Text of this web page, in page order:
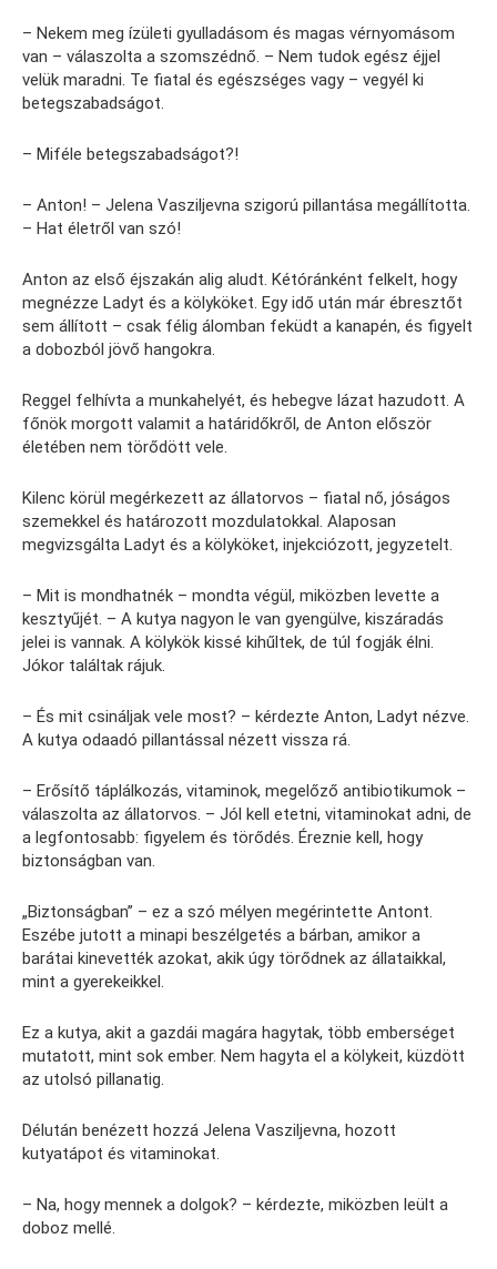
– Nekem meg ízületi gyulladásom és magas vérnyomásom
van – válaszolta a szomszédnő. – Nem tudok egész éjjel
velük maradni. Te fiatal és egészséges vagy – vegyél ki
betegszabadságot.
– Miféle betegszabadságot?!
– Anton! – Jelena Vasziljevna szigorú pillantása megállította.
– Hat életről van szó!
Anton az első éjszakán alig aludt. Kétóránként felkelt, hogy
megnézze Ladyt és a kölyköket. Egy idő után már ébresztőt
sem állított – csak félig álomban feküdt a kanapén, és figyelt
a dobozból jövő hangokra.
Reggel felhívta a munkahelyét, és hebegve lázat hazudott. A
főnök morgott valamit a határidőkről, de Anton először
életében nem törődött vele.
Kilenc körül megérkezett az állatorvos – fiatal nő, jóságos
szemekkel és határozott mozdulatokkal. Alaposan
megvizsgálta Ladyt és a kölyköket, injekciózott, jegyzetelt.
– Mit is mondhatnék – mondta végül, miközben levette a
kesztyűjét. – A kutya nagyon le van gyengülve, kiszáradás
jelei is vannak. A kölykök kissé kihűltek, de túl fogják élni.
Jókor találtak rájuk.
– És mit csináljak vele most? – kérdezte Anton, Ladyt nézve.
A kutya odaadó pillantással nézett vissza rá.
– Erősítő táplálkozás, vitaminok, megelőző antibiotikumok –
válaszolta az állatorvos. – Jól kell etetni, vitaminokat adni, de
a legfontosabb: figyelem és törődés. Éreznie kell, hogy
biztonságban van.
„Biztonságban” – ez a szó mélyen megérintette Antont.
Eszébe jutott a minapi beszélgetés a bárban, amikor a
barátai kinevették azokat, akik úgy törődnek az állataikkal,
mint a gyerekeikkel.
Ez a kutya, akit a gazdái magára hagytak, több emberséget
mutatott, mint sok ember. Nem hagyta el a kölykeit, küzdött
az utolsó pillanatig.
Délután benézett hozzá Jelena Vasziljevna, hozott
kutyatápot és vitaminokat.
– Na, hogy mennek a dolgok? – kérdezte, miközben leült a
doboz mellé.